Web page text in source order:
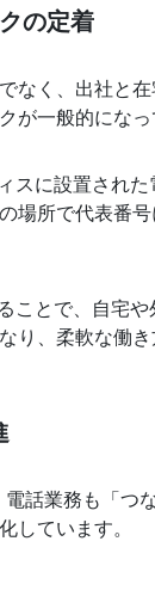
の定着
なく、出社と
が一般的になっ
スに設置され
場所で代表番
ことで、自宅
り、柔軟な働き
話業務も「つ
しています。